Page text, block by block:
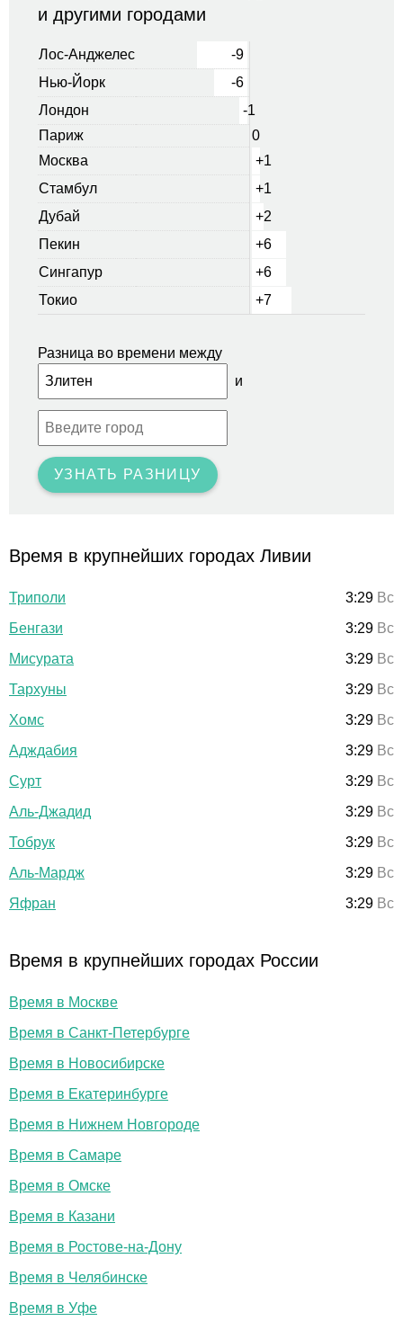
и другими городами
Лос-Анджелес
-9
Нью-Йорк
-6
Лондон
-1
Париж
0
Москва
+1
Стамбул
+1
Дубай
+2
Пекин
+6
Сингапур
+6
Токио
+7
Разница во времени между
и
УЗНАТЬ РАЗНИЦУ
Время в крупнейших городах Ливии
Триполи 3:29 Вс
Бенгази
3:29 Вс
Мисурата
3:29 Вс
Тархуны
3:29 Вс
Хомс
3:29 Вс
Адждабия
3:29 Вс
Сурт
3:29 Вс
Аль-Джадид
3:29 Вс
Тобрук
3:29 Вс
Аль-Мардж
3:29 Вс
Яфран
3:29 Вс
Время в крупнейших городах России
Время в Москве
Время в Санкт-Петербурге
Время в Новосибирске
Время в Екатеринбурге
Время в Нижнем Новгороде
Время в Самаре
Время в Омске
Время в Казани
Время в Ростове-на-Дону
Время в Челябинске
Время в Уфе